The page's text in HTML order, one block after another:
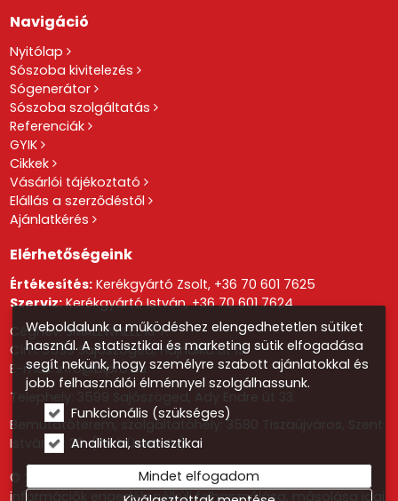
Navigáció
Nyitólap
Sószoba kivitelezés
Sógenerátor
Sószoba szolgáltatás
Referenciák
GYIK
Cikkek
Vásárlói tájékoztató
Elállás a szerződéstől
Ajánlatkérés
Elérhetőségeink
Értékesítés:Kerékgyártó Zsolt, +36 70 601 7625
Szerviz:Kerékgyártó István,+36 70 601 7624
Cégnév: SMALLWHEEL KFT.
Cím: 3599 Sajószöged, Hajnalka út 19.
E-mail:info@blpro.hu
Telephely: 3599 Sajószöged, Ady Endre út 33.
Bemutatóterem, szolgáltatóhely: 3580 Tiszaújváros, Szent
István út 20. (Park Üzletház)
© 2026 Minden jog fenntartva! Az oldalon található
információk engedély nélküli felhasználása, másolása jogi
Weboldalunk a működéshez elengedhetetlen sütiket
használ. A statisztikai és marketing sütik elfogadása
segít nekünk, hogy személyre szabott ajánlatokkal és
jobb felhasználói élménnyel szolgálhassunk.
Funkcionális (szükséges)
Analitikai, statisztikai
Mindet elfogadom